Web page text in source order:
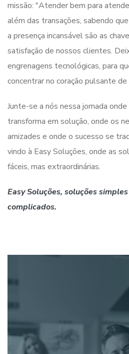
missão: "Atender bem para
além das transações, sabendo
a presença incansável são as
satisfação de nossos clientes.
engrenagens tecnológicas, para
concentrar no coração pulsante
Junte-se a nós nessa jornada
transforma em solução, onde os
amizades e onde o sucesso se
vindo à Easy Soluções, onde as
fáceis, mas extraordinárias.
Easy Soluções, soluções
complicados.